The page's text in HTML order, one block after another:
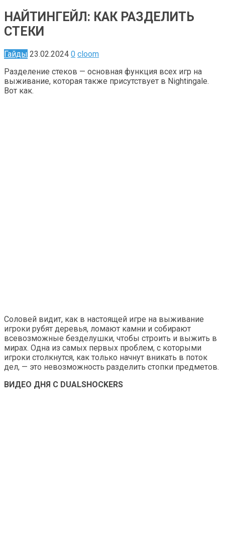
НАЙТИНГЕЙЛ: КАК РАЗДЕЛИТЬ
СТЕКИ
Гайды 23.02.2024 0 cloom
Разделение стеков — основная функция всех игр на
выживание, которая также присутствует в Nightingale.
Вот как.
Соловей видит, как в настоящей игре на выживание
игроки рубят деревья, ломают камни и собирают
всевозможные безделушки, чтобы строить и выжить в
мирах. Одна из самых первых проблем, с которыми
игроки столкнутся, как только начнут вникать в поток
дел, — это невозможность разделить стопки предметов.
ВИДЕО ДНЯ С DUALSHOCKERS